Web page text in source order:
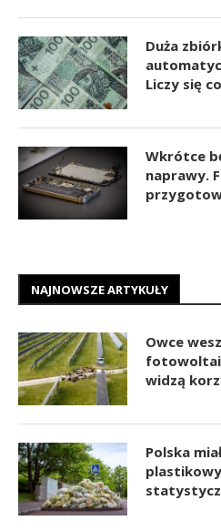
Duża
Liczy się
Wkrótce
naprawy.
NAJNOWSZE ARTYKUŁY
Owce
widzą
Polska